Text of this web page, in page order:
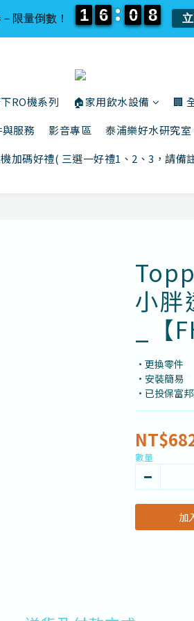
RO機系列 🏠家用飲水設備 🏢
服務 影音專區 泰浦樂好水研究室
加碼好禮( 三選一好禮1、2、3，請備
小胖
_【
•更換零件
•安裝簡易
•已投保富
數量
加
限量倒數！ 1
1
1
1 6
6
6
6 0
0
0
0 8
8
8
8